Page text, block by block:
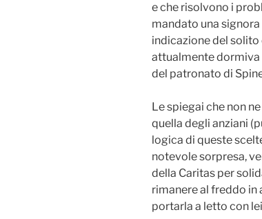
e che risolvono i
mandato una signora
indicazione del
attualmente dormiva
del patronato di
Le spiegai che non
quella degli anziani
logica di queste
notevole sorpresa,
della Caritas per
rimanere al freddo
portarla a letto con